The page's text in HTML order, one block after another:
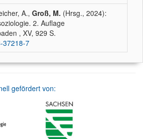
A., Groß, M. (Hrsg., 2024):
2. Auflage
, XV, 929 S.
37218-7
gefördert von: